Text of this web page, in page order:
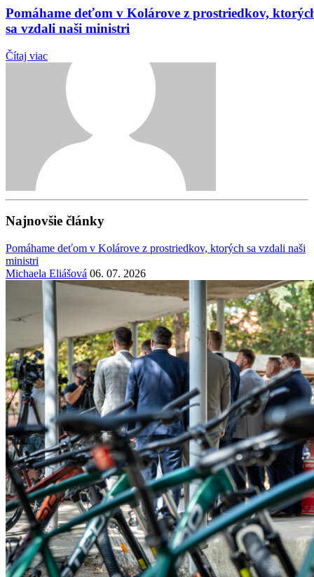
Pomáhame deťom v Kolárove z prostriedkov,
sa vzdali naši ministri
Čítaj viac
Najnovšie články
Pomáhame deťom v Kolárove z prostriedkov, ktorých sa vzdali naši
ministri
Michaela Eliášová 06. 07. 2026